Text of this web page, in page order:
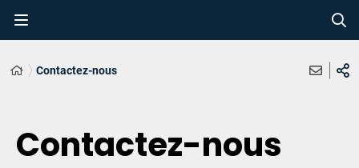
Contactez-nous
Contactez-nous